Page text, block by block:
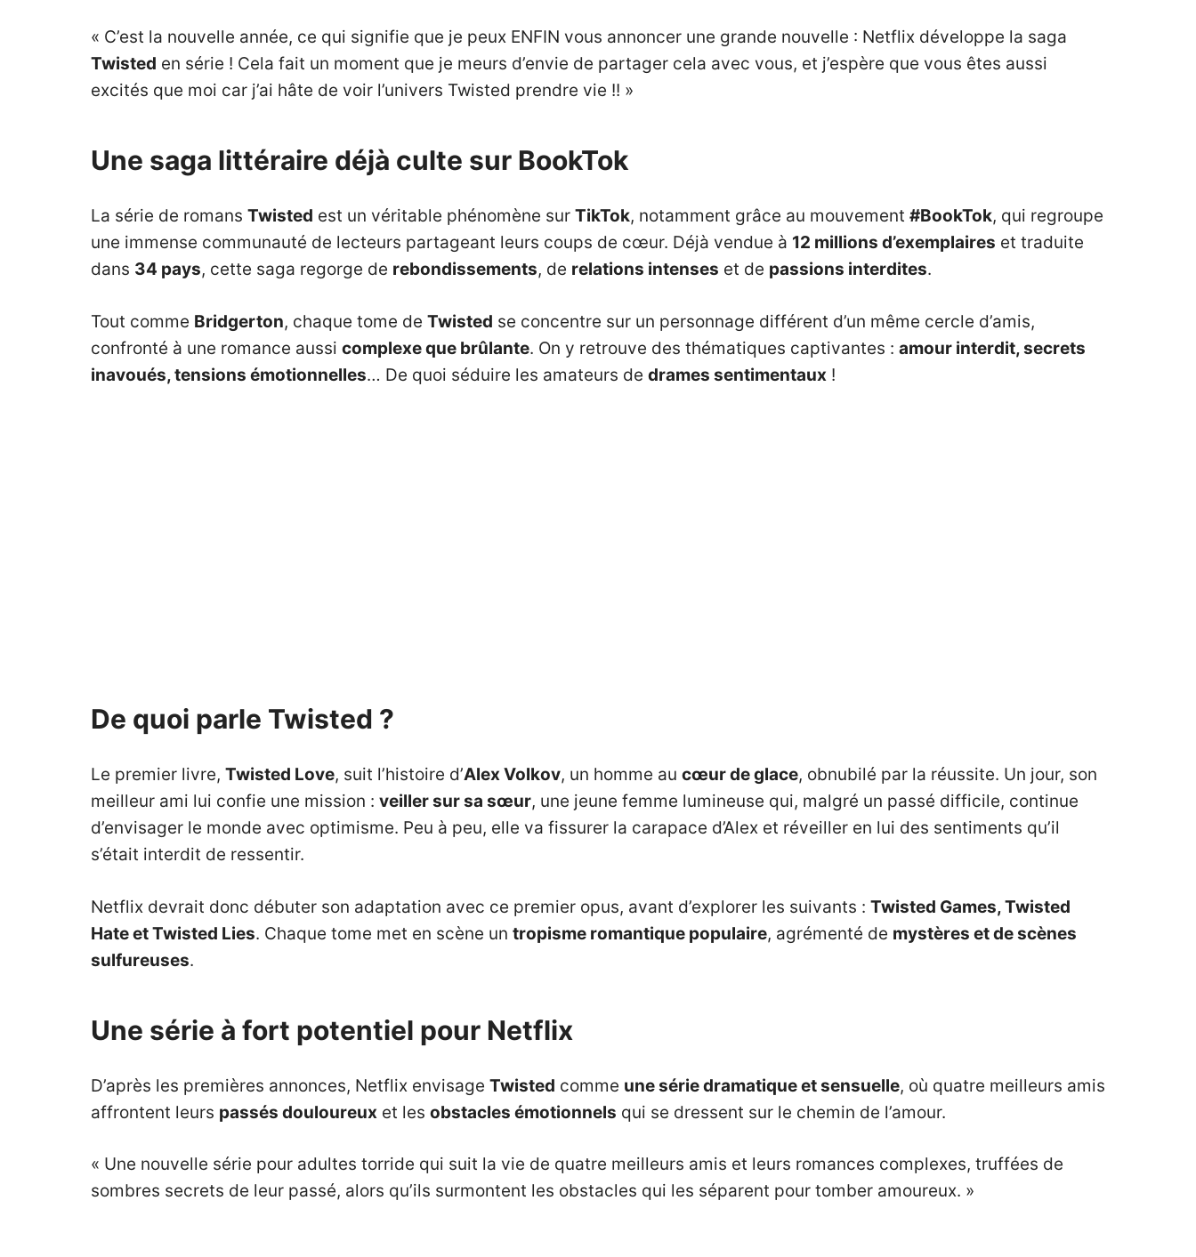
« C’est la nouvelle année, ce qui signifie que je peux ENFIN vous annoncer une grande nouvelle : Netflix développe la saga
Twisted en série ! Cela fait un moment que je meurs d’envie de partager cela avec vous, et j’espère que vous êtes aussi
excités que moi car j’ai hâte de voir l’univers Twisted prendre vie !! »
Une saga littéraire déjà culte sur BookTok
La série de romans Twisted est un véritable phénomène sur TikTok, notamment grâce au mouvement #BookTok, qui regroupe
une immense communauté de lecteurs partageant leurs coups de cœur. Déjà vendue à 12 millions d’exemplaires et traduite
dans 34 pays, cette saga regorge de rebondissements, de relations intenses et de passions interdites.
Tout comme Bridgerton, chaque tome de Twisted se concentre sur un personnage différent d’un même cercle d’amis,
confronté à une romance aussi complexe que brûlante. On y retrouve des thématiques captivantes : amour interdit, secrets
inavoués, tensions émotionnelles… De quoi séduire les amateurs de drames sentimentaux !
De quoi parle Twisted ?
Le premier livre, Twisted Love, suit l’histoire d’Alex Volkov, un homme au cœur de glace, obnubilé par la réussite. Un jour, son
meilleur ami lui confie une mission : veiller sur sa sœur, une jeune femme lumineuse qui, malgré un passé difficile, continue
d’envisager le monde avec optimisme. Peu à peu, elle va fissurer la carapace d’Alex et réveiller en lui des sentiments qu’il
s’était interdit de ressentir.
Netflix devrait donc débuter son adaptation avec ce premier opus, avant d’explorer les suivants : Twisted Games, Twisted
Hate et Twisted Lies. Chaque tome met en scène un tropisme romantique populaire, agrémenté de mystères et de scènes
sulfureuses.
Une série à fort potentiel pour Netflix
D’après les premières annonces, Netflix envisage Twisted comme une série dramatique et sensuelle, où quatre meilleurs amis
affrontent leurs passés douloureux et les obstacles émotionnels qui se dressent sur le chemin de l’amour.
« Une nouvelle série pour adultes torride qui suit la vie de quatre meilleurs amis et leurs romances complexes, truffées de
sombres secrets de leur passé, alors qu’ils surmontent les obstacles qui les séparent pour tomber amoureux. »